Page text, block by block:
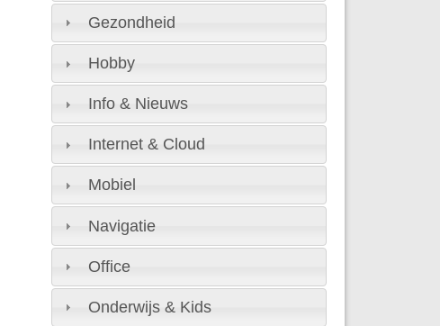
Gezondheid
Hobby
Info & Nieuws
Internet & Cloud
Mobiel
Navigatie
Office
Onderwijs & Kids